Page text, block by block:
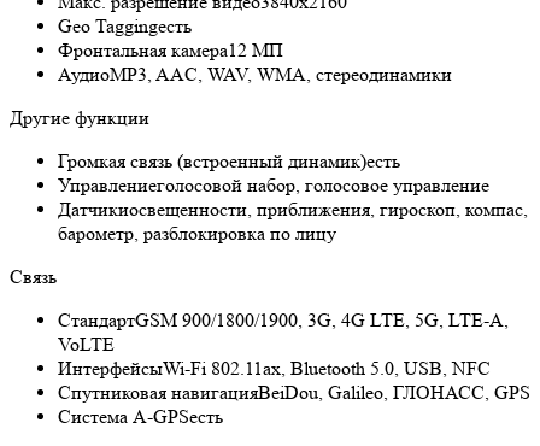
Geo Taggingесть
Фронтальная камера12 МП
АудиоMP3, AAC, WAV, WMA, стереодинамики
Другие функции
Громкая связь (встроенный динамик)есть
Управлениеголосовой набор, голосовое управление
Датчикиосвещенности, приближения, гироскоп, компас,
барометр, разблокировка по лицу
Связь
СтандартGSM 900/1800/1900, 3G, 4G LTE, 5G, LTE-A,
VoLTE
ИнтерфейсыWi-Fi 802.11ax, Bluetooth 5.0, USB, NFC
Спутниковая навигацияBeiDou, Galileo, ГЛОНАСС, GPS
Cистема A-GPSесть